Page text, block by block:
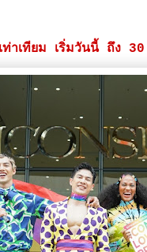
เท่าเทียม เริ่มวันนี้ ถึง